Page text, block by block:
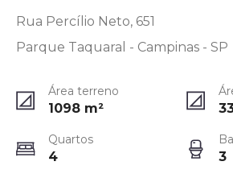
Rua Percílio Neto, 651
Parque Taquaral - Campinas - SP
Área terreno
1098 m²
Quartos
4 3